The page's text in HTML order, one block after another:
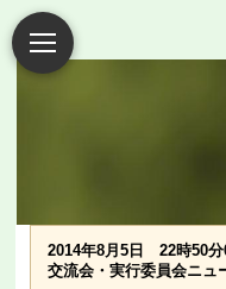
2014年8月5日 22時50分
交流会・実行委員会ニュ